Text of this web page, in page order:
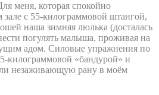
меня, которая спокойно
зале с 55-килограммовой штангой,
наша зимняя люлька (досталась
погулять малыша, проживая на
адом. Силовые упражнения по
килограммовой «бандурой» и
незаживающую рану в моём